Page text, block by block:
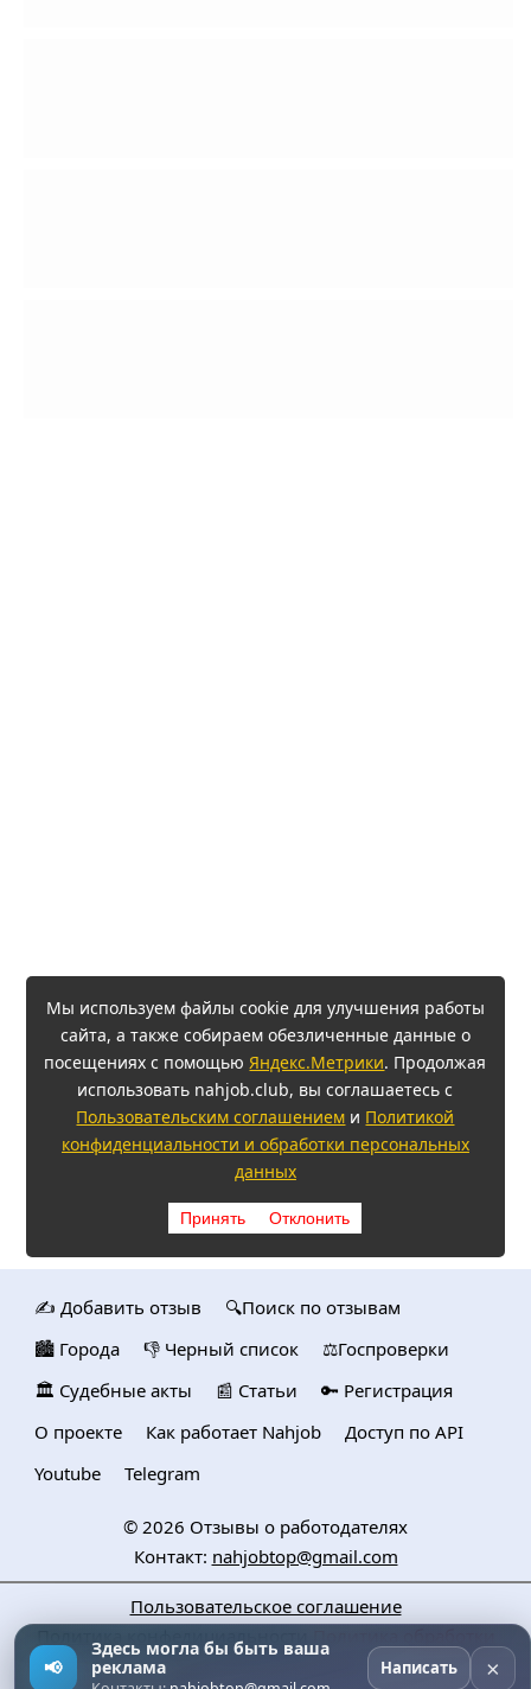
Мы используем файлы cookie для улучшения работы
сайта, а также собираем обезличенные данные о
посещениях с помощьюЯндекс.Метрики. Продолжая
использовать nahjob.club, вы соглашаетесь с
Пользовательским соглашением и Политикой
конфиденциальности и обработки персональных
данных
Принять Отклонить
✍️ Добавить отзыв
🔍Поиск по отзывам
🏙️ Городa
👎 Черный список
⚖️Госпроверки
🏛️ Судебные акты
📰 Статьи
🔑 Регистрация
О проекте
Как работает Nahjob
Доступ по API
Youtube
Telegram
© 2026 Отзывы о работодателях
Контакт: nahjobtop@gmail.com
Пользовательское соглашение
Политика конфедициальности
персональных данных
📢
Здесь могла бы быть ваша
реклама
Написать ×